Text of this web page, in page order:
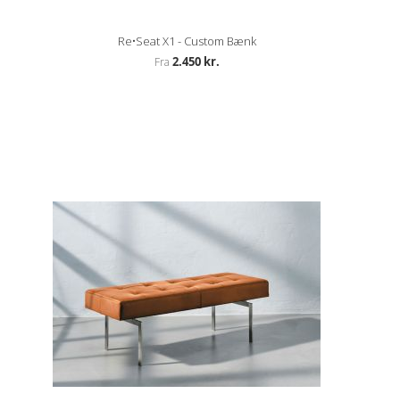
Re•Seat X1 - Custom Bænk
Fra 2.450 kr.